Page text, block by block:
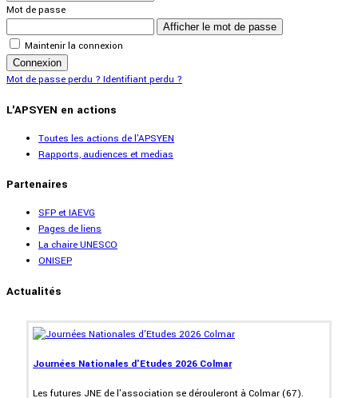
Mot de passe
Afficher le mot de passe
Maintenir la connexion
Connexion
Mot de passe perdu ?Identifiant perdu ?
L'APSYEN en actions
Toutes les actions de l'APSYEN
Rapports, audiences et medias
Partenaires
SFP et IAEVG
Pages de liens
La chaire UNESCO
ONISEP
Actualités
Journées Nationales d'Etudes 2026 Colmar
Les futures JNE de l'association se dérouleront à Colmar (67).